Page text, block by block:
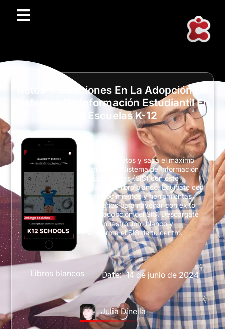
Retos Y Soluciones En La Adopción De
Sistemas De Información Estudiantil En
Las Escuelas K-12
Libros blancos Date: 14 de junio de 2024
Julia Dinella
Supera los retos y saca el máximo
partido a tu Sistema de Información
de Estudiantes (SIS) con este
exhaustivo libro blanco. Equípate con
los conocimientos y herramientas
necesarios para navegar con éxito
por la adopción del SIS. Descárgate
ahora nuestro libro blanco y
transforma el SIS de tu centro.